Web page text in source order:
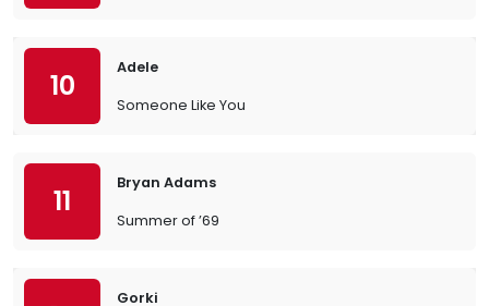
10
Adele
Someone Like You
11
Bryan Adams
Summer of ’69
Gorki